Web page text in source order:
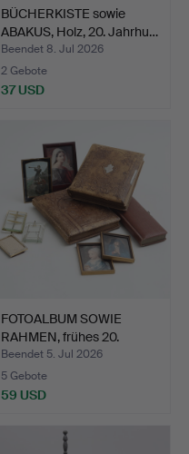
BÜCHERKISTE sowie
ABAKUS, Holz, 20. Jahrhu…
Beendet 8. Jul 2026
2 Gebote
37 USD
FOTOALBUM SOWIE
RAHMEN, frühes 20.
Jahrhun…
Beendet 5. Jul 2026
5 Gebote
59 USD